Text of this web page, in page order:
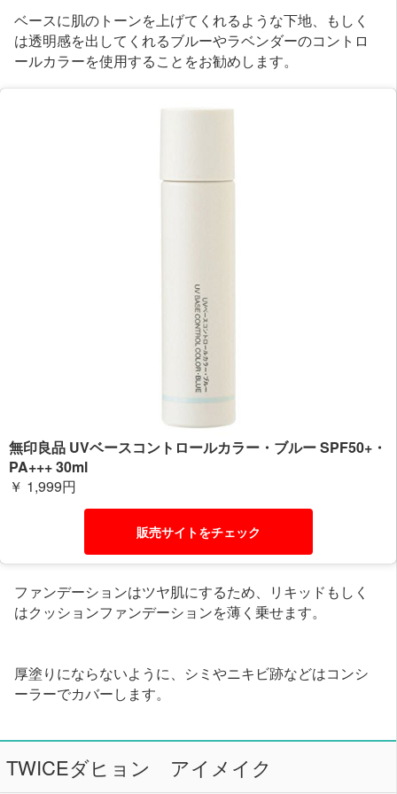
ベースに肌のトーンを上げてくれるような下地、もしく
は透明感を出してくれるブルーやラベンダーのコントロ
ールカラーを使用することをお勧めします。
無印良品 UVベースコントロールカラー・ブルー SPF50+・
PA+++ 30ml
￥ 1,999円
販売サイトをチェック
ファンデーションはツヤ肌にするため、リキッドもしく
はクッションファンデーションを薄く乗せます。
厚塗りにならないように、シミやニキビ跡などはコンシ
ーラーでカバーします。
TWICEダヒョン アイメイク